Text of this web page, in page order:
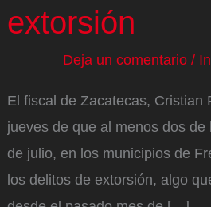
extorsión
Deja un comentario /
El fiscal de Zacatecas, Cristian
jueves de que al menos dos
de julio, en los municipios de
los delitos de extorsión, algo